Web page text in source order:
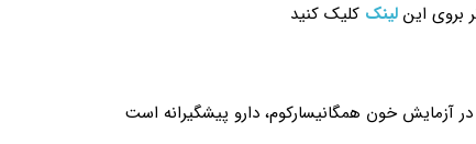
بروی این لینک کلیک کنید